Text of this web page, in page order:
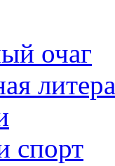
очаг
спорт